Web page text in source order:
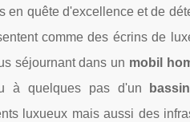
en quête d'excellence et de
comme des écrins de
séjournant dans un mobil
à quelques pas d'un
luxueux mais aussi des